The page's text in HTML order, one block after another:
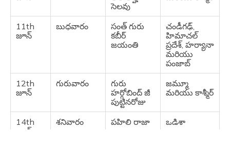
సెలవు
11th
జూన్
బుధవారం
సంత్ గురు
కబీర్
జయంతి
చండీగఢ్,
హిమాచల్
ప్రదేశ్, హర్యానా
మరియు
పంజాబ్
12th
జూన్
గురువారం
గురు
హర్గోబింద్ జీ
పుట్టినరోజు
జమ్మూ
మరియు కాశ్మీర్
14th
జూన్
శనివారం పహిలి రాజా ఒడిశా